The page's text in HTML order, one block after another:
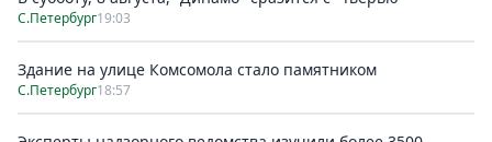
С.Петербург19:03
Здание на улице Комсомола стало памятником
С.Петербург18:57